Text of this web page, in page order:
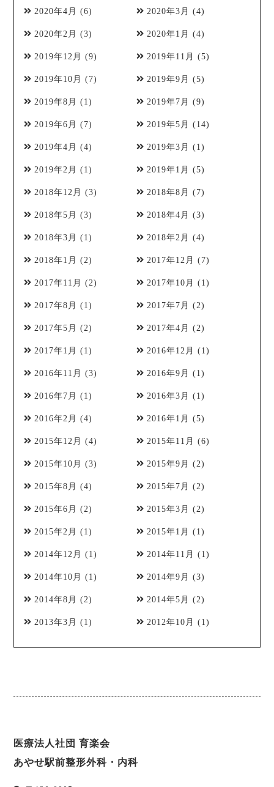
2020年4月 (6) 2020年3月 (4)
2020年2月 (3) 2020年1月 (4)
2019年12月 (9) 2019年11月 (5)
2019年10月 (7) 2019年9月 (5)
2019年8月 (1) 2019年7月 (9)
2019年6月 (7) 2019年5月 (14)
2019年4月 (4) 2019年3月 (1)
2019年2月 (1) 2019年1月 (5)
2018年12月 (3) 2018年8月 (7)
2018年5月 (3) 2018年4月 (3)
2018年3月 (1) 2018年2月 (4)
2018年1月 (2) 2017年12月 (7)
2017年11月 (2) 2017年10月 (1)
2017年8月 (1) 2017年7月 (2)
2017年5月 (2) 2017年4月 (2)
2017年1月 (1) 2016年12月 (1)
2016年11月 (3) 2016年9月 (1)
2016年7月 (1) 2016年3月 (1)
2016年2月 (4) 2016年1月 (5)
2015年12月 (4) 2015年11月 (6)
2015年10月 (3) 2015年9月 (2)
2015年8月 (4) 2015年7月 (2)
2015年6月 (2) 2015年3月 (2)
2015年2月 (1) 2015年1月 (1)
2014年12月 (1) 2014年11月 (1)
2014年10月 (1) 2014年9月 (3)
2014年8月 (2) 2014年5月 (2)
2013年3月 (1) 2012年10月 (1)
医療法人社団 育楽会
あやせ駅前整形外科・内科